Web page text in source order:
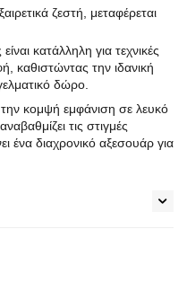
ζεστή, μεταφέρεται
κατάλληλη για τεχνικές
την ιδανική
δώρο.
κομψή εμφάνιση σε λευκό
τις στιγμές
ένα διαχρονικό αξεσουάρ για